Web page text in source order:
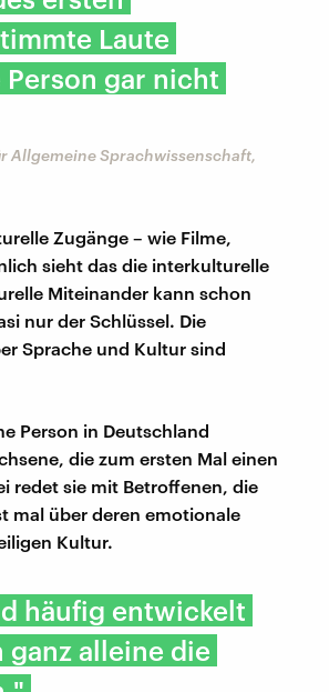
Laute
gar nicht
Allgemeine Sprachwissenschaft,
Zugänge – wie Filme,
sieht das die interkulturelle
Miteinander kann schon
nur der Schlüssel. Die
Sprache und Kultur sind
Person in Deutschland
die zum ersten Mal einen
redet sie mit Betroffenen, die
mal über deren emotionale
Kultur.
häufig entwickelt
alleine die